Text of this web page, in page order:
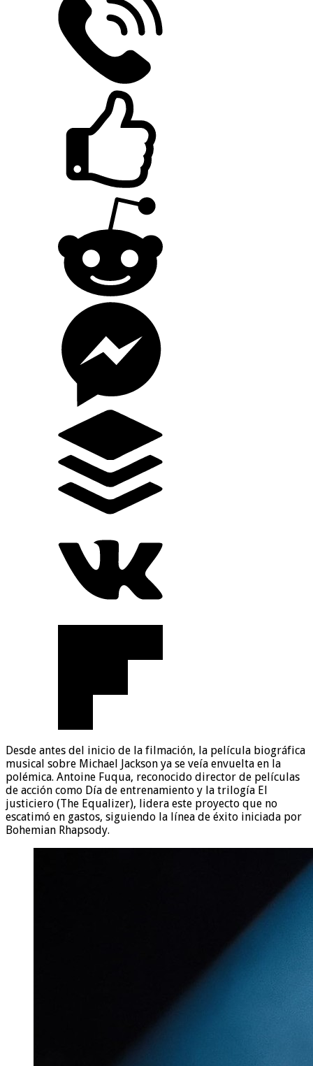
Desde antes del inicio de la filmación, la película biográfica
musical sobre Michael Jackson ya se veía envuelta en la
polémica. Antoine Fuqua, reconocido director de películas
de acción como Día de entrenamiento y la trilogía El
justiciero (The Equalizer), lidera este proyecto que no
escatimó en gastos, siguiendo la línea de éxito iniciada por
Bohemian Rhapsody.